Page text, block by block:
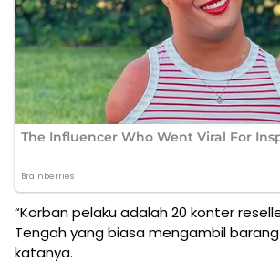
“Korban pelaku adalah 20 konter
Tengah yang biasa mengambil barang
katanya.